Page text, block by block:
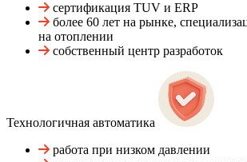
сертификация TUV и ERP
более 60 лет на рынке,
на отоплении
собственный центр разработок
Технологичная автоматика
работа при низком давлении